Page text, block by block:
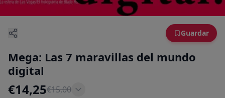
Guardar
Mega: Las 7 maravillas del mundo
digital
€14,25€15,00